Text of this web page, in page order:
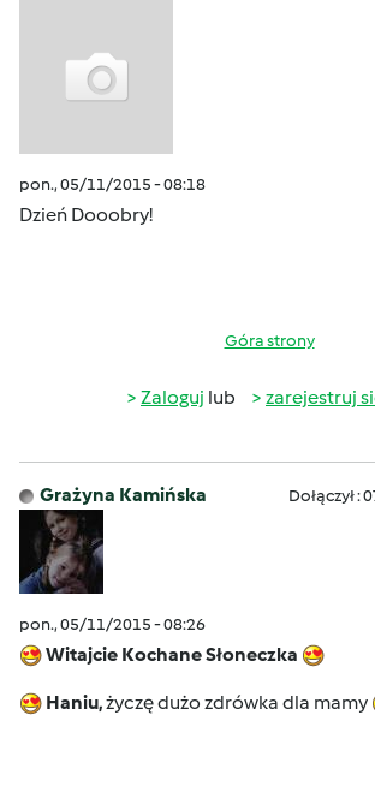
pon., 05/11/2015 - 08:18
Dzień Dooobry!
Góra strony
Zaloguj lub zarejestruj
Grażyna Kamińska Dołączył :
pon., 05/11/2015 - 08:26
Witajcie Kochane Słoneczka
Haniu,życzę dużo zdrówka dla mamy